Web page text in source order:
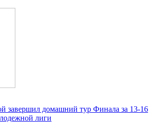
завершил домашний тур Финала за 13-16
лиги